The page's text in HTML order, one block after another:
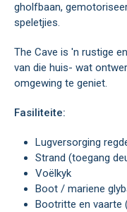
gholfbaan,
speletjies.
The Cave is 'n rustige
van die huis- wat
omgewing te geniet.
Fasiliteite:
Lugversorging
Strand (toegang
Voëlkyk
Boot / mariene
Bootritte en vaarte